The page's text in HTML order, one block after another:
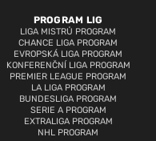
PROGRAM LIG
LIGA MISTRŮ PROGRAM
CHANCE LIGA PROGRAM
EVROPSKÁ LIGA PROGRAM
KONFERENČNÍ LIGA PROGRAM
PREMIER LEAGUE PROGRAM
LA LIGA PROGRAM
BUNDESLIGA PROGRAM
SERIE A PROGRAM
EXTRALIGA PROGRAM
NHL PROGRAM